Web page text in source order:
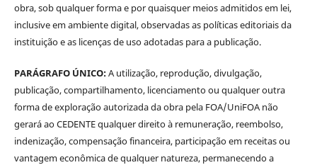
obra, sob qualquer forma e por quaisquer meios admitidos em lei,
inclusive em ambiente digital, observadas as políticas editoriais da
instituição e as licenças de uso adotadas para a publicação.
PARÁGRAFO ÚNICO:A utilização, reprodução, divulgação,
publicação, compartilhamento, licenciamento ou qualquer outra
forma de exploração autorizada da obra pela FOA/UniFOA não
gerará ao CEDENTE qualquer direito à remuneração, reembolso,
indenização, compensação financeira, participação em receitas ou
vantagem econômica de qualquer natureza, permanecendo a